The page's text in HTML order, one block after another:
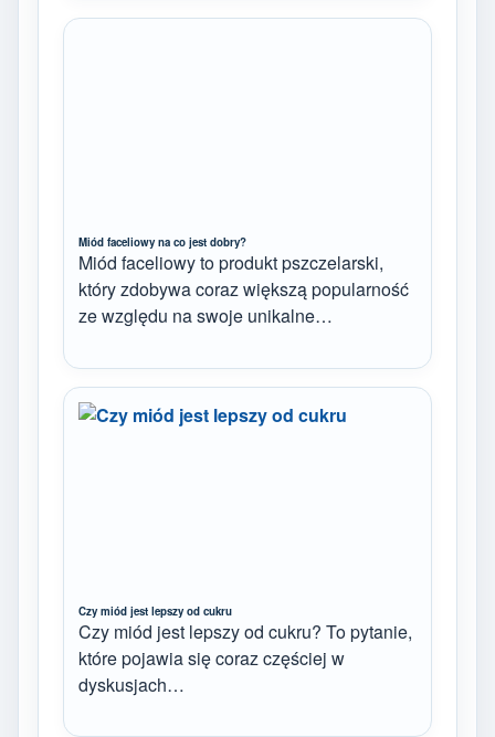
Miód faceliowy na co jest dobry?
Miód faceliowy to produkt pszczelarski,
który zdobywa coraz większą popularność
ze względu na swoje unikalne…
Czy miód jest lepszy od cukru
Czy miód jest lepszy od cukru? To pytanie,
które pojawia się coraz częściej w
dyskusjach…